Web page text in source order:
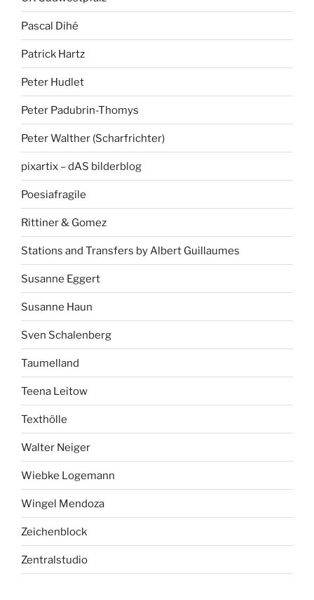
Pascal Dihé
Patrick Hartz
Peter Hudlet
Peter Padubrin-Thomys
Peter Walther (Scharfrichter)
pixartix – dAS bilderblog
Poesiafragile
Rittiner & Gomez
Stations and Transfers by Albert Guillaumes
Susanne Eggert
Susanne Haun
Sven Schalenberg
Taumelland
Teena Leitow
Texthölle
Walter Neiger
Wiebke Logemann
Wingel Mendoza
Zeichenblock
Zentralstudio